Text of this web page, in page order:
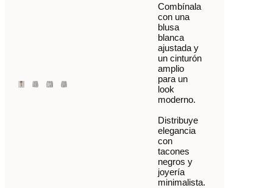
Combínala
con una
blusa
blanca
ajustada y
un cinturón
amplio
para un
look
moderno.
Distribuye
elegancia
con
tacones
negros y
joyería
minimalista.